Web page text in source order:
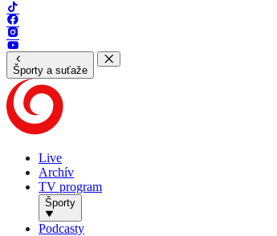
Športy a suťaže
Live
Archív
TV program
Športy
Podcasty